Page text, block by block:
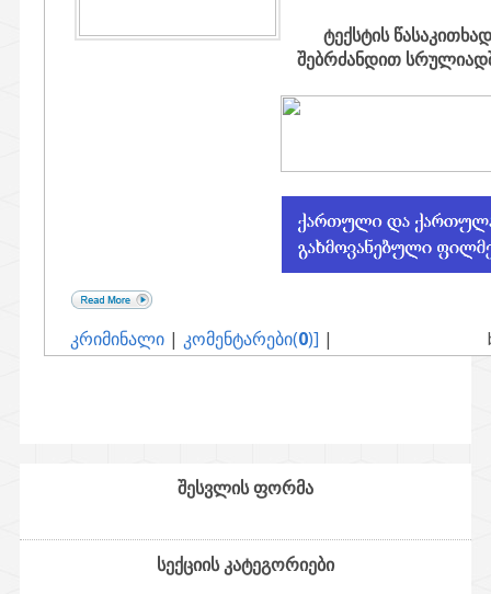
ტექსტის წასაკითხად
შებრძანდით
კრიმინალი | კომენტარები(0)] |
შესვლის ფორმა
სექციის კატეგორიები